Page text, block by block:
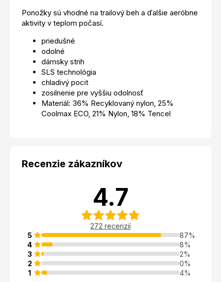
Ponožky sú vhodné na trailový beh a ďalšie aeróbne
aktivity v teplom počasí.
priedušné
odolné
dámsky strih
SLS technológia
chladivý pocit
zosilnenie pre vyššiu odolnosť
Materiál: 36% Recyklovaný nylon, 25%
Coolmax ECO, 21% Nylon, 18% Tencel
Recenzie zákazníkov
4.7
272 recenzií
5
87%
4
8%
3
2%
2
0%
1
4%